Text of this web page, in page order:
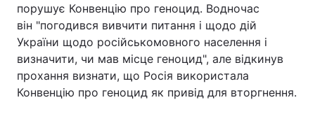
порушує Конвенцію про геноцид. Водночас
він "погодився вивчити питання і щодо дій
України щодо російськомовного населення і
визначити, чи мав місце геноцид", але відкинув
прохання визнати, що Росія використала
Конвенцію про геноцид як привід для вторгнення.